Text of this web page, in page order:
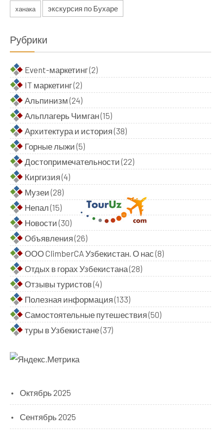
ханака экскурсия по Бухаре
Рубрики
Event-маркетинг(2)
IT маркетинг(2)
Альпинизм(24)
Альплагерь Чимган(15)
Архитектура и история(38)
Горные лыжи(5)
Достопримечательности(22)
Киргизия(4)
Музеи(28)
Непал(15)
Новости(30)
Объявления(26)
ООО ClimberCA Узбекистан. О нас(8)
Отдых в горах Узбекистана(28)
Отзывы туристов(4)
Полезная информация(133)
Самостоятельные путешествия(50)
туры в Узбекистане(37)
Октябрь 2025
Сентябрь 2025